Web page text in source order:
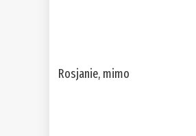
Rosjanie, mimo